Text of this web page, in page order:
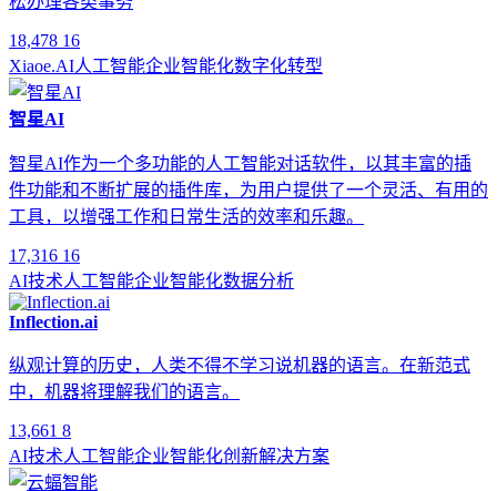
18,478 16
Xiaoe.AI人工智能企业智能化数字化转型
智星AI
智星AI作为一个多功能的人工智能对话软件，以其丰富的插
件功能和不断扩展的插件库，为用户提供了一个灵活、有用的
工具，以增强工作和日常生活的效率和乐趣。
17,316 16
AI技术人工智能企业智能化数据分析
Inflection.ai
纵观计算的历史，人类不得不学习说机器的语言。在新范式
中，机器将理解我们的语言。
13,661 8
AI技术人工智能企业智能化创新解决方案